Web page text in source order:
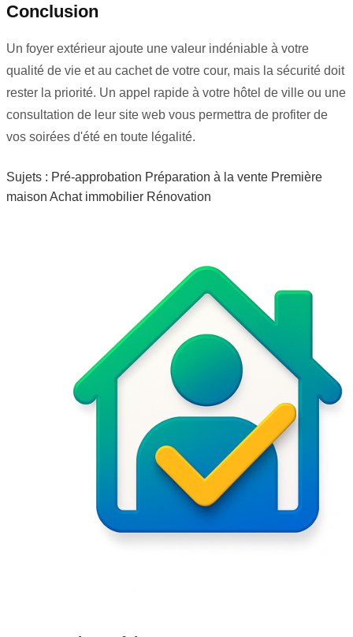
Conclusion
Un foyer extérieur ajoute une valeur indéniable à votre
qualité de vie et au cachet de votre cour, mais la sécurité doit
rester la priorité. Un appel rapide à votre hôtel de ville ou une
consultation de leur site web vous permettra de profiter de
vos soirées d'été en toute légalité.
Sujets : Pré-approbation Préparation à la vente Première
maison Achat immobilier Rénovation